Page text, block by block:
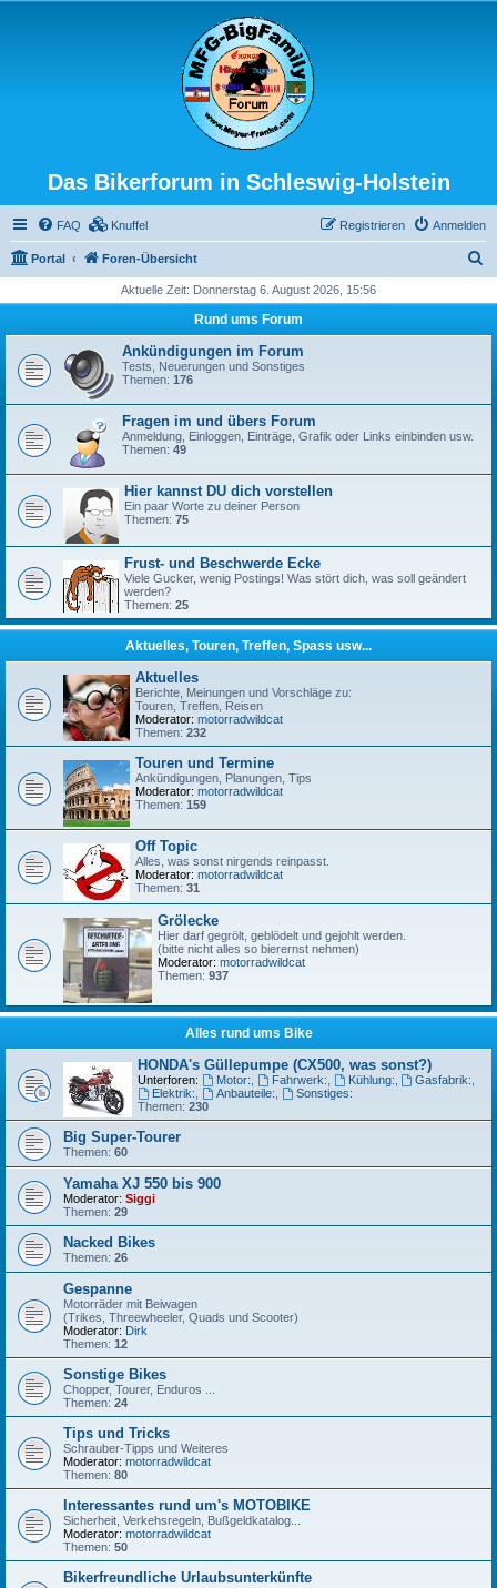
Das Bikerforum in Schleswig-Holstein
FAQ Knuffel Anmelden
Registrieren
Portal Foren-Übersicht
h
Aktuelle Zeit: Donnerstag 6. August 2026, 15:56
Rund ums Forum
Ankündigungen im Forum
Tests, Neuerungen und Sonstiges
Themen: 176
Fragen im und übers Forum
Anmeldung, Einloggen, Einträge, Grafik oder Links einbinden usw.
Themen: 49
Hier kannst DU dich vorstellen
Ein paar Worte zu deiner Person
Themen: 75
Frust- und Beschwerde Ecke
Viele Gucker, wenig Postings! Was stört dich, was soll geändert
werden?
Themen: 25
Aktuelles, Touren, Treffen, Spass usw...
Aktuelles
Berichte, Meinungen und Vorschläge zu:
Touren, Treffen, Reisen
Moderator: motorradwildcat
Themen: 232
Touren und Termine
Ankündigungen, Planungen, Tips
Moderator: motorradwildcat
Themen: 159
Off Topic
Alles, was sonst nirgends reinpasst.
Moderator: motorradwildcat
Themen: 31
Grölecke
Hier darf gegrölt, geblödelt und gejohlt werden.
(bitte nicht alles so bierernst nehmen)
Moderator: motorradwildcat
Themen: 937
Alles rund ums Bike
HONDA's Güllepumpe (CX500, was sonst?)
Unterforen: Motor: Fahrwerk: Kühlung: Gasfabrik:
Elektrik:
Anbauteile:
Sonstiges:
Themen: 230
Big Super-Tourer
Themen: 60
Yamaha XJ 550 bis 900
Moderator: Siggi
Themen: 29
Nacked Bikes
Themen: 26
Gespanne
Motorräder mit Beiwagen
(Trikes, Threewheeler, Quads und Scooter)
Moderator: Dirk
Themen: 12
Sonstige Bikes
Chopper, Tourer, Enduros ...
Themen: 24
Tips und Tricks
Schrauber-Tipps und Weiteres
Moderator: motorradwildcat
Themen: 80
Interessantes rund um's MOTOBIKE
Sicherheit, Verkehsregeln, Bußgeldkatalog...
Moderator: motorradwildcat
Themen: 50
Bikerfreundliche Urlaubsunterkünfte